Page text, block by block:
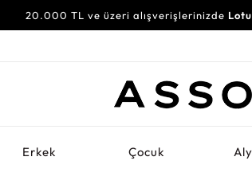
20.000 TL ve üzeri alışverişlerinizde
Erkek Çocuk